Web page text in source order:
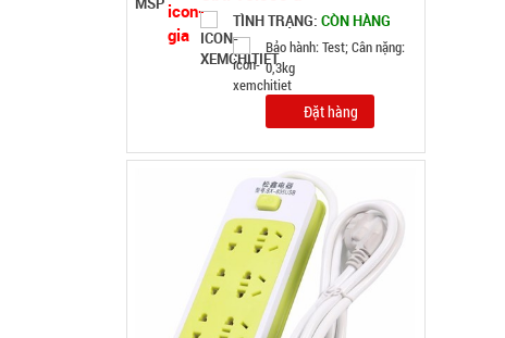
Ổ điện 3 cổng usb 6 lỗ cắm - Xanh Lá ( T120 )
GIÁ: 31.000 đ
TÌNH TRẠNG:
Bảo hành: 7N , Cân nặng :
0.3kg
Đặt hàng